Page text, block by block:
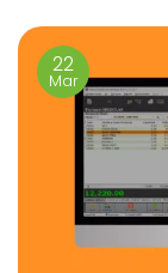
22
Mar